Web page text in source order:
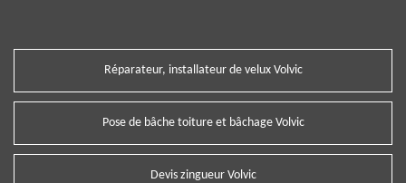
Réparateur, installateur de velux Volvic
Pose de bâche toiture et bâchage Volvic
Devis zingueur Volvic